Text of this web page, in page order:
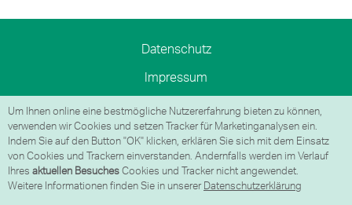
Datenschutz
Impressum
Sicherheitsinformationen
AGB
Nachhaltigkeit
Um Ihnen online eine bestmögliche Nutzererfahrung bieten zu können,
verwenden wir Cookies und setzen Tracker für Marketinganalysen ein.
Indem Sie auf den Button "OK" klicken, erklären Sie sich mit dem Einsatz
von Cookies und Trackern einverstanden. Andernfalls werden im Verlauf
Ihres aktuellen BesuchesCookies und Tracker nicht angewendet.
Weitere Informationen finden Sie in unsererDatenschutzerklärung